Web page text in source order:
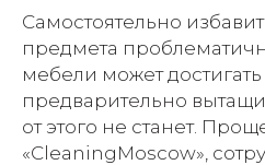
Самостоятельно
предмета
мебели может
предварительно
от этого не станет.
«CleaningMoscow»,